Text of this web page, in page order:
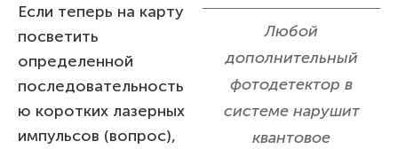
Любой
дополнительный
фотодетектор в
системе нарушит
квантовое
Если теперь на карту
посветить
определенной
последовательность
ю коротких лазерных
импульсов (вопрос),